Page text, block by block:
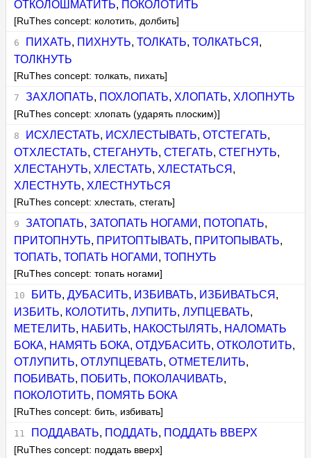
ОТКОЛОШМАТИТЬ, ПОКОЛОТИТЬ
[RuThes concept: колотить, долбить]
ПИХАТЬ, ПИХНУТЬ, ТОЛКАТЬ, ТОЛКАТЬСЯ ,
ТОЛКНУТЬ
[RuThes concept: толкать, пихать]
ЗАХЛОПАТЬ, ПОХЛОПАТЬ, ХЛОПАТЬ, ХЛОПНУТЬ
[RuThes concept: хлопать (ударять плоским)]
ИСХЛЕСТАТЬ, ИСХЛЕСТЫВАТЬ, ОТСТЕГАТЬ,
ОТХЛЕСТАТЬ,СТЕГАНУТЬ,СТЕГАТЬ,СТЕГНУТЬ,
ХЛЕСТАНУТЬ, ХЛЕСТАТЬ, ХЛЕСТАТЬСЯ ,
ХЛЕСТНУТЬ, ХЛЕСТНУТЬСЯ
[RuThes concept: хлестать, стегать]
ЗАТОПАТЬ, ЗАТОПАТЬ НОГАМИ , ПОТОПАТЬ,
ПРИТОПНУТЬ, ПРИТОПТЫВАТЬ, ПРИТОПЫВАТЬ,
ТОПАТЬ,ТОПАТЬ НОГАМИ ,ТОПНУТЬ
[RuThes concept: топать ногами]
БИТЬ, ДУБАСИТЬ, ИЗБИВАТЬ, ИЗБИВАТЬСЯ ,
ИЗБИТЬ, КОЛОТИТЬ,ЛУПИТЬ,ЛУПЦЕВАТЬ,
МЕТЕЛИТЬ, НАБИТЬ, НАКОСТЫЛЯТЬ, НАЛОМАТЬ
БОКА, НАМЯТЬ БОКА,ОТДУБАСИТЬ,ОТКОЛОТИТЬ,
ОТЛУПИТЬ,ОТЛУПЦЕВАТЬ,ОТМЕТЕЛИТЬ,
ПОБИВАТЬ, ПОБИТЬ, ПОКОЛАЧИВАТЬ,
ПОКОЛОТИТЬ, ПОМЯТЬ БОКА
[RuThes concept: бить, избивать]
ПОДДАВАТЬ, ПОДДАТЬ, ПОДДАТЬ ВВЕРХ
[RuThes concept: поддать вверх]